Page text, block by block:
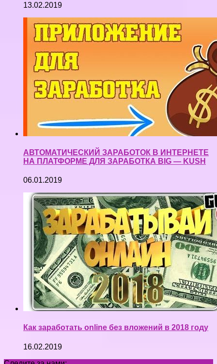
13.02.2019
АВТОМАТИЧЕСКИЙ ЗАРАБОТОК В ИНТЕРНЕТЕ
НА ПЛАТФОРМЕ ДЛЯ ЗАРАБОТКА BIG — KUSH
06.01.2019
Как заработать online без вложений в 2018 году
16.02.2019